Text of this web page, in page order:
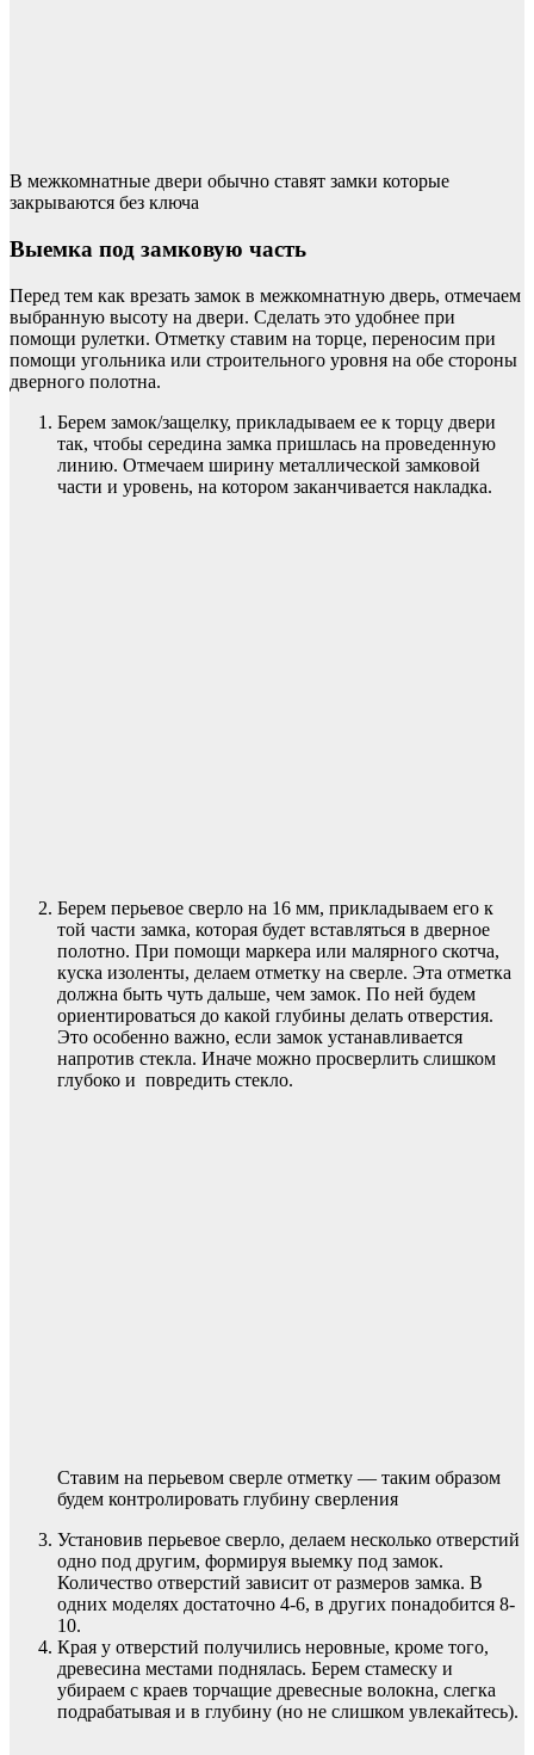
В межкомнатные двери обычно ставят замки которые
закрываются без ключа
Выемка под замковую часть
Перед тем как врезать замок в межкомнатную дверь, отмечаем
выбранную высоту на двери. Сделать это удобнее при
помощи рулетки. Отметку ставим на торце, переносим при
помощи угольника или строительного уровня на обе стороны
дверного полотна.
Берем замок/защелку, прикладываем ее к торцу двери
так, чтобы середина замка пришлась на проведенную
линию. Отмечаем ширину металлической замковой
части и уровень, на котором заканчивается накладка.
Берем перьевое сверло на 16 мм, прикладываем его к
той части замка, которая будет вставляться в дверное
полотно. При помощи маркера или малярного скотча,
куска изоленты, делаем отметку на сверле. Эта отметка
должна быть чуть дальше, чем замок. По ней будем
ориентироваться до какой глубины делать отверстия.
Это особенно важно, если замок устанавливается
напротив стекла. Иначе можно просверлить слишком
глубоко и повредить стекло.
Ставим на перьевом сверле отметку — таким образом
будем контролировать глубину сверления
Установив перьевое сверло, делаем несколько отверстий
одно под другим, формируя выемку под замок.
Количество отверстий зависит от размеров замка. В
одних моделях достаточно 4-6, в других понадобится 8-
10.
Края у отверстий получились неровные, кроме того,
древесина местами поднялась. Берем стамеску и
убираем с краев торчащие древесные волокна, слегка
подрабатывая и в глубину (но не слишком увлекайтесь).